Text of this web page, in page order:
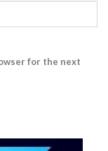
for the next